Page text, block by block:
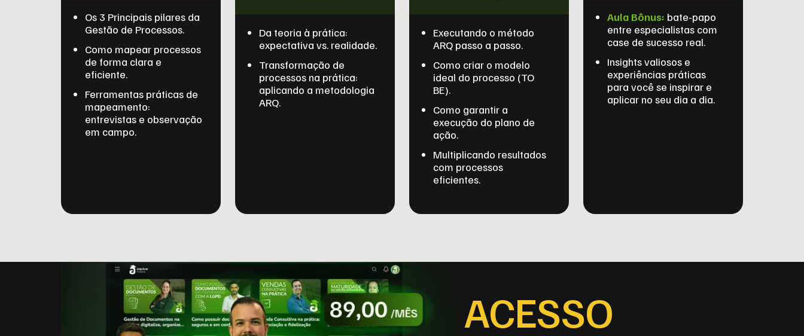
Os 3 Principais pilares da
Gestão de Processos.
Como mapear processos
de forma clara e
eficiente.
Ferramentas práticas de
mapeamento:
entrevistas e observação
em campo.
Da teoria à prática:
expectativa vs. realidade.
Transformação de
processos na prática:
aplicando a metodologia
ARQ.
Executando o método
ARQ passo a passo.
Como criar o modelo
ideal do processo (TO
BE).
Como garantir a
execução do plano de
ação.
Multiplicando resultados
com processos
eficientes.
Aula Bônus: bate-papo
entre especialistas com
case de sucesso real.
Insights valiosos e
experiências práticas
para você se inspirar e
aplicar no seu dia a dia.
ACESSO